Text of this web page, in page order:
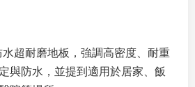
超耐磨地板，強調高密度、耐重
與防水，並提到適用於居家、飯